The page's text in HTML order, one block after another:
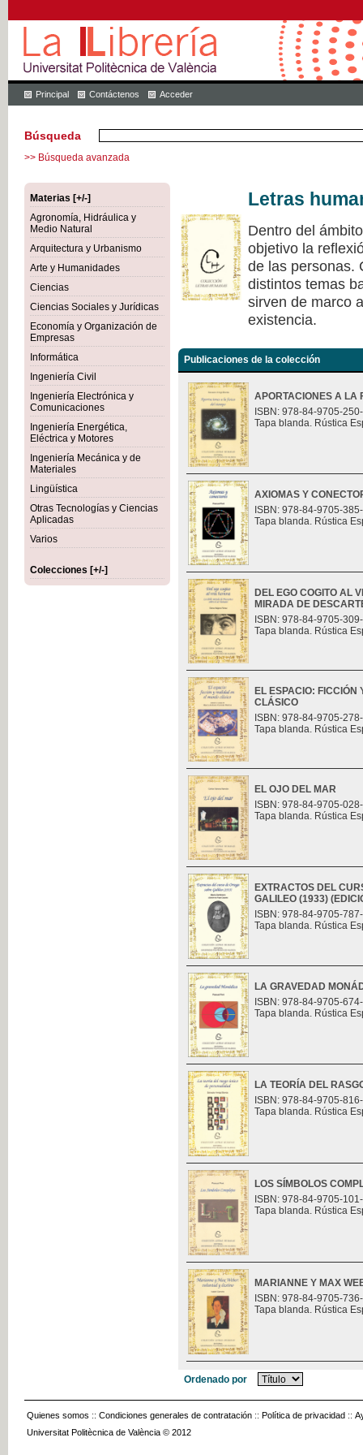
Principal Contáctenos Acceder
Búsqueda
>> Búsqueda avanzada
Materias [+/-]
Agronomía, Hidráulica y
Medio Natural
Arquitectura y Urbanismo
Arte y Humanidades
Ciencias
Ciencias Sociales y Jurídicas
Economía y Organización de
Empresas
Informática
Ingeniería Civil
Ingeniería Electrónica y
Comunicaciones
Ingeniería Energética,
Eléctrica y Motores
Ingeniería Mecánica y de
Materiales
Lingüística
Otras Tecnologías y Ciencias
Aplicadas
Varios
Colecciones [+/-]
Letras
Dentro del
objetivo la
de las personas.
distintos temas
sirven de marco
existencia.
Publicaciones de la colección
APORTACIONES A LA
ISBN: 978-84-9705-
Tapa blanda. Rústica
AXIOMAS Y
ISBN: 978-84-9705-
Tapa blanda. Rústica
DEL EGO COGITO AL
MIRADA DE
ISBN: 978-84-9705-
Tapa blanda. Rústica
EL ESPACIO:
CLÁSICO
ISBN: 978-84-9705-
Tapa blanda. Rústica
EL OJO DEL MAR
ISBN: 978-84-9705-
Tapa blanda. Rústica
EXTRACTOS DEL
GALILEO (1933)
ISBN: 978-84-9705-
Tapa blanda. Rústica
LA GRAVEDAD
ISBN: 978-84-9705-
Tapa blanda. Rústica
LA TEORÍA DEL
ISBN: 978-84-9705-
Tapa blanda. Rústica
LOS SÍMBOLOS
ISBN: 978-84-9705-
Tapa blanda. Rústica
MARIANNE Y MAX
ISBN: 978-84-9705-
Tapa blanda. Rústica
Ordenado por
Quienes somos :: Condiciones generales de contratación :: Política de privacidad ::
Universitat Politècnica de València © 2012